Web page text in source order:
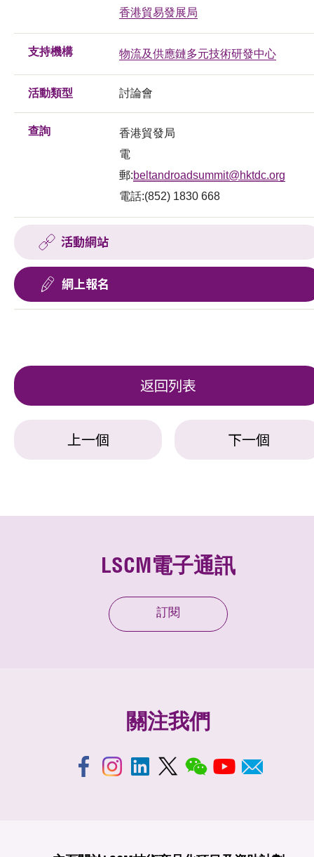
香港貿易發展局
支持機構 物流及供應鏈多元技術研發中心
活動類型 討論會
查詢
香港貿發局
電
郵:beltandroadsummit@hktdc.org
電話:(852) 1830 668
活動網站
網上報名
返回列表
上一個 下一個
LSCM電子通訊
訂閱
關注我們